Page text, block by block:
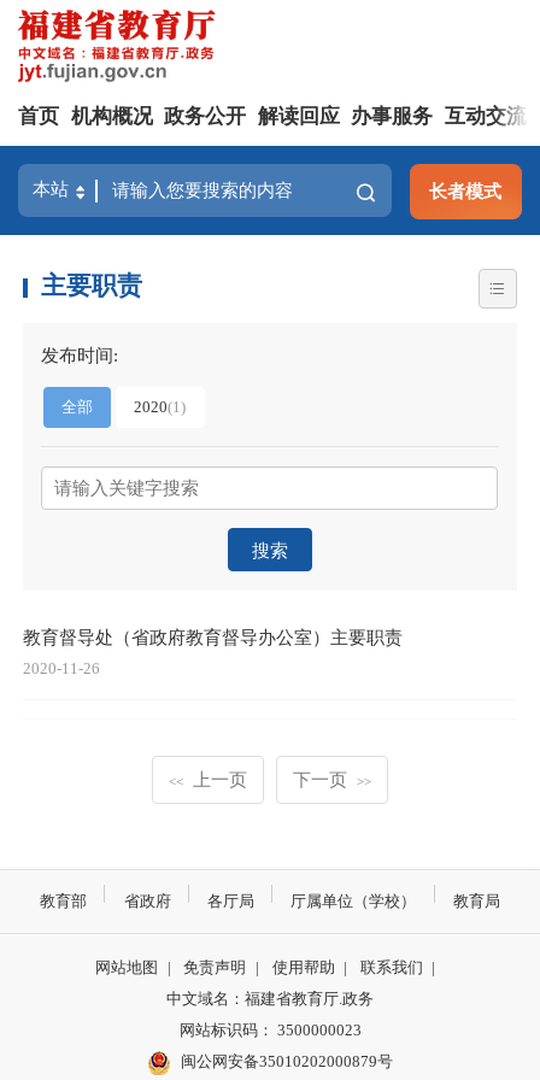
首页 机构概况 政务公开 解读回应 办事服务 互动交流
长者模式
主要职责
发布时间:
全部 2020(1)
搜索
教育督导处（省政府教育督导办公室）主要职责
2020-11-26
<< 上一页 下一页 >>
教育部 省政府 各厅局 厅属单位（学校） 教育局
网站地图 | 免责声明 | 使用帮助 | 联系我们 |
中文域名：福建省教育厅.政务
网站标识码： 3500000023
闽公网安备35010202000879号